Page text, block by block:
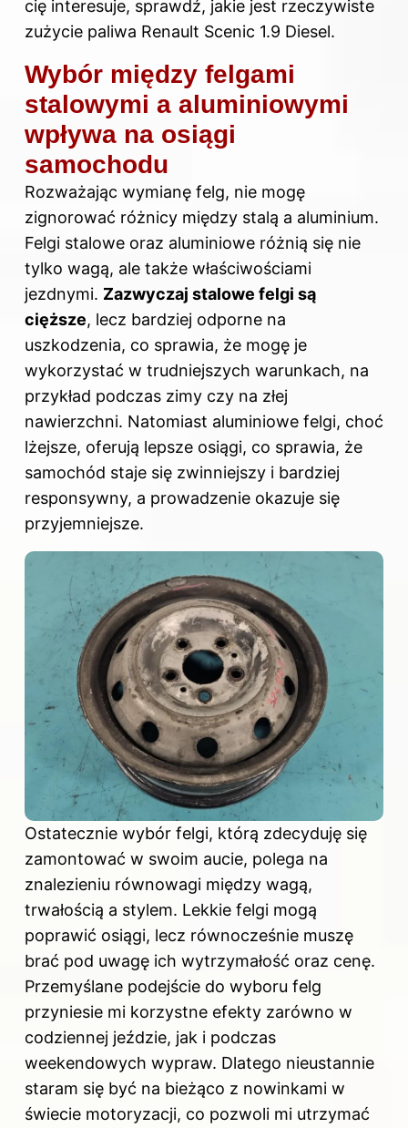
cię interesuje, sprawdź, jakie jest rzeczywiste
zużycie paliwa Renault Scenic 1.9 Diesel.
Wybór między felgami
stalowymi a aluminiowymi
wpływa na osiągi
samochodu
Rozważając wymianę felg, nie mogę
zignorować różnicy między stalą a aluminium.
Felgi stalowe oraz aluminiowe różnią się nie
tylko wagą, ale także właściwościami
jezdnymi. Zazwyczaj stalowe felgi są
cięższe, lecz bardziej odporne na
uszkodzenia, co sprawia, że mogę je
wykorzystać w trudniejszych warunkach, na
przykład podczas zimy czy na złej
nawierzchni. Natomiast aluminiowe felgi, choć
lżejsze, oferują lepsze osiągi, co sprawia, że
samochód staje się zwinniejszy i bardziej
responsywny, a prowadzenie okazuje się
przyjemniejsze.
Ostatecznie wybór felgi, którą zdecyduję się
zamontować w swoim aucie, polega na
znalezieniu równowagi między wagą,
trwałością a stylem. Lekkie felgi mogą
poprawić osiągi, lecz równocześnie muszę
brać pod uwagę ich wytrzymałość oraz cenę.
Przemyślane podejście do wyboru felg
przyniesie mi korzystne efekty zarówno w
codziennej jeździe, jak i podczas
weekendowych wypraw. Dlatego nieustannie
staram się być na bieżąco z nowinkami w
świecie motoryzacji, co pozwoli mi utrzymać